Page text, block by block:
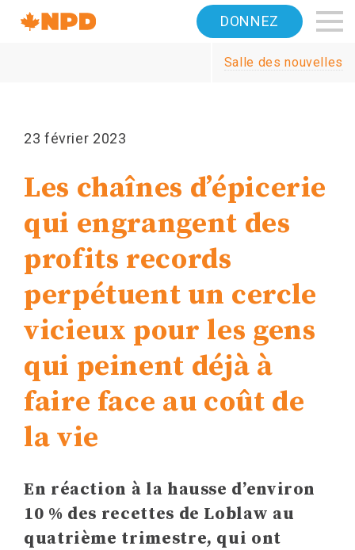
Navigation
Accueil DONNEZ
Salle des nouvelles
23 février 2023
Les chaînes d’épicerie
qui engrangent des
profits records
perpétuent un cercle
vicieux pour les gens
qui peinent déjà à
faire face au coût de
la vie
En réaction à la hausse d’environ
10 % des recettes de Loblaw au
quatrième trimestre, qui ont